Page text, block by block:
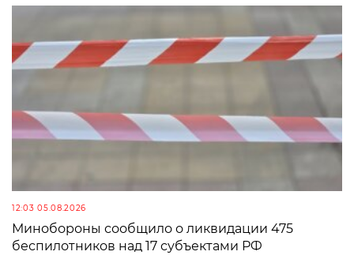
12:03 05.08.2026
Минобороны сообщило о ликвидации 475
беспилотников над 17 субъектами РФ